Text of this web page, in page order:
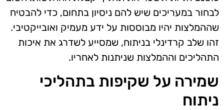
לבחור במעריכים שיש להם ניסיון בתחום, כדי להבטיח
שההמלצות יהיו מבוססות על ידע מעמיק ואובייקטיבי.
זהו שלב קרדינלי בניתוח, שמסייע לשדרג את איכות
התהליכים וההמלצות שניתנות לאחריו.
שמירה על שקיפות בתהליכי
ניתוח